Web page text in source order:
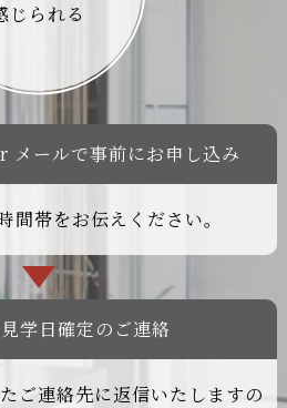
じられる
メールで事前にお申し込み
間帯をお伝えください。
学日確定のご連絡
ご連絡先に返信いたしますの